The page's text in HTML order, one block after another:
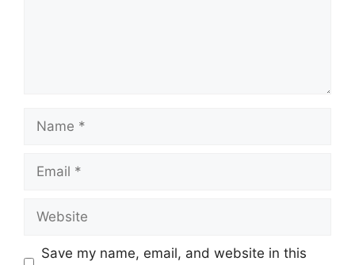
Save my name, email, and website in this